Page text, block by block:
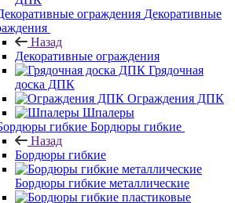
Декоративные
Назад
Декоративные ограждения
Грядочная
доска ДПК
Ограждения ДПК
Шпалеры
Бордюры гибкие
Назад
Бордюры гибкие
Бордюры гибкие металлические